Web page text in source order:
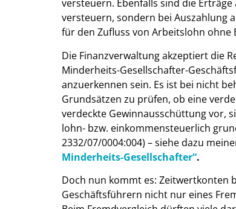
versteuern. Ebenfalls sind die
versteuern, sondern bei Auszahlung
für den Zufluss von Arbeitslohn ohne
Die Finanzverwaltung akzeptiert die
Minderheits-Gesellschafter-
anzuerkennen sein. Es ist bei nicht
Grundsätzen zu prüfen, ob eine
verdeckte Gewinnausschüttung vor,
lohn- bzw. einkommensteuerlich
2332/07/0004:004) – siehe dazu
Minderheits-Gesellschafter“.
Doch nun kommt es: Zeitwertkonten
Geschäftsführern nicht nur eines